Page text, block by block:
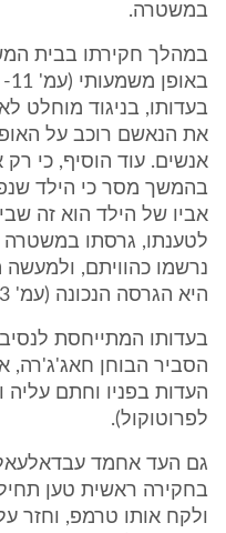
במשטרה.
במהלך חקירתו בבית
בעדותו, בניגוד מוחלט
את הנאשם רוכב על
אנשים. עוד הוסיף, כי
בהמשך מסר כי הילד
אביו של הילד הוא זה
לטענתו, גרסתו במשטרה
נרשמו כהוויתם,
היא הגרסה הנכונה (עמ' 13 לפרוטוקול).
בעדותו המתייחסת
הסביר הבוחן חאג'ג'רה,
לפרוטוקול).
גם העד אחמד
בחקירה ראשית טען
ולקח אותו טרמפ, וחזר